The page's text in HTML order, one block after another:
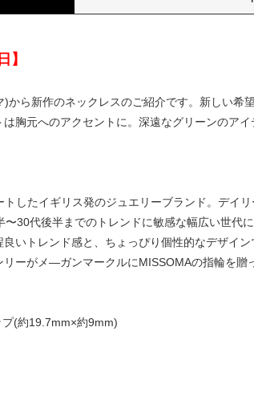
】
ら新作のネックレスのご紹介です。新しい希
胸元へのアクセントに。深遠なグリーンのア
したイギリス発のジュエリーブランド。デイリ
30代後半までのトレンドに敏感な幅広い世代
いトレンド感と、ちょっぴり個性的なデザイ
ーがメ―ガンマークルにMISSOMAの指輪を贈
(約19.7mm×約9mm)